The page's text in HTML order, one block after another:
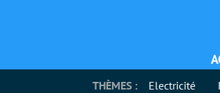
THÈMES : Electricité